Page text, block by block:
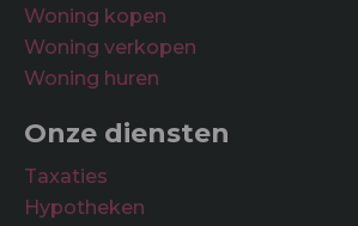
Woning kopen
Woning verkopen
Woning huren
Onze diensten
Taxaties
Hypotheken